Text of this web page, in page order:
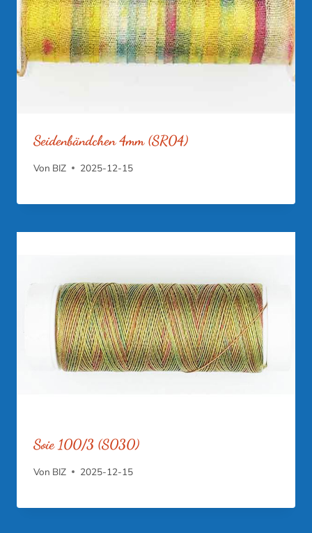
Seidenbändchen 4mm (SR04)
Von BIZ 2025-12-15
Soie 100/3 (S030)
Von BIZ 2025-12-15